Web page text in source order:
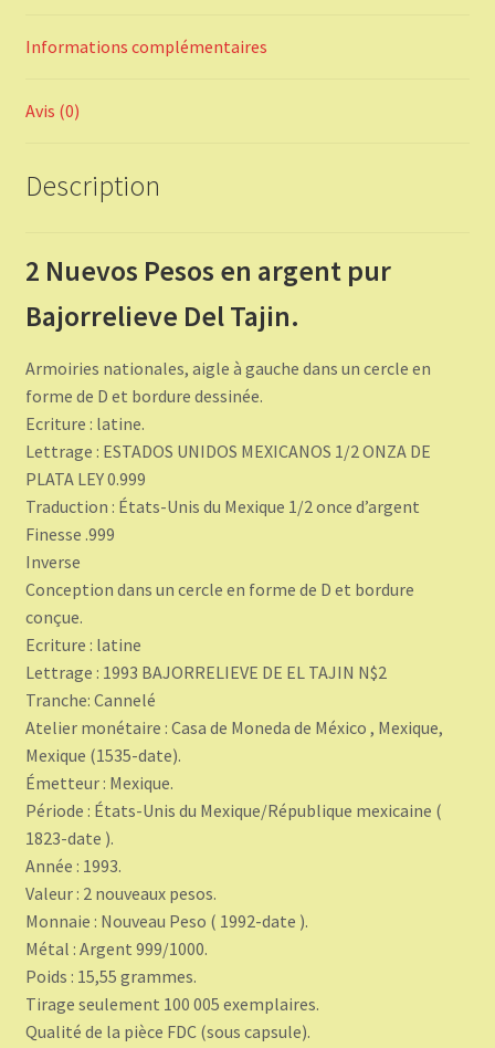
Informations complémentaires
Avis (0)
Description
2 Nuevos Pesos en argent pur
Bajorrelieve Del Tajin.
Armoiries nationales, aigle à gauche dans un cercle en
forme de D et bordure dessinée.
Ecriture : latine.
Lettrage : ESTADOS UNIDOS MEXICANOS 1/2 ONZA DE
PLATA LEY 0.999
Traduction : États-Unis du Mexique 1/2 once d’argent
Finesse .999
Inverse
Conception dans un cercle en forme de D et bordure
conçue.
Ecriture : latine
Lettrage : 1993 BAJORRELIEVE DE EL TAJIN N$2
Tranche: Cannelé
Atelier monétaire : Casa de Moneda de México , Mexique,
Mexique (1535-date).
Émetteur : Mexique.
Période : États-Unis du Mexique/République mexicaine (
1823-date ).
Année : 1993.
Valeur : 2 nouveaux pesos.
Monnaie : Nouveau Peso ( 1992-date ).
Métal : Argent 999/1000.
Poids : 15,55 grammes.
Tirage seulement 100 005 exemplaires.
Qualité de la pièce FDC (sous capsule).